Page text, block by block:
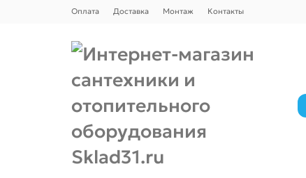
Оплата Доставка Монтаж Контакты